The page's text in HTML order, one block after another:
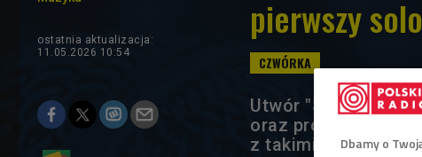
pierwszy
ostatnia aktualizacja:
11.05.2026 10:54
Utwór "Switch up"
oraz producentem
z takimi artystami
Dbamy o